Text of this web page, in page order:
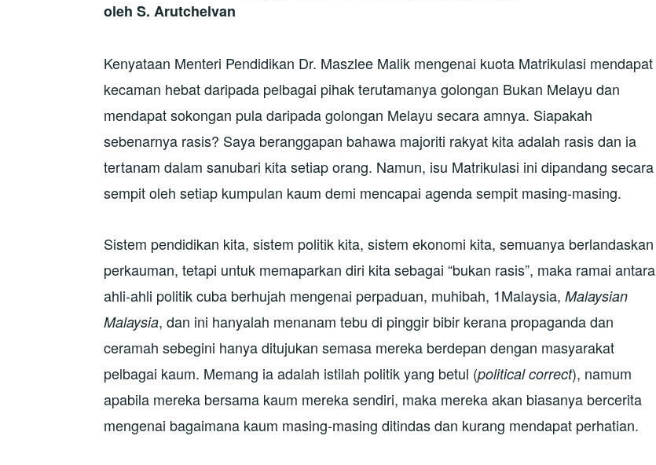
oleh S. Arutchelvan
Kenyataan Menteri Pendidikan Dr. Maszlee Malik mengenai kuota Matrikulasi mendapat
kecaman hebat daripada pelbagai pihak terutamanya golongan Bukan Melayu dan
mendapat sokongan pula daripada golongan Melayu secara amnya. Siapakah
sebenarnya rasis? Saya beranggapan bahawa majoriti rakyat kita adalah rasis dan ia
tertanam dalam sanubari kita setiap orang. Namun, isu Matrikulasi ini dipandang secara
sempit oleh setiap kumpulan kaum demi mencapai agenda sempit masing-masing.
Sistem pendidikan kita, sistem politik kita, sistem ekonomi kita, semuanya berlandaskan
perkauman, tetapi untuk memaparkan diri kita sebagai “bukan rasis”, maka ramai antara
ahli-ahli politik cuba berhujah mengenai perpaduan, muhibah, 1Malaysia, Malaysian
Malaysia, dan ini hanyalah menanam tebu di pinggir bibir kerana propaganda dan
ceramah sebegini hanya ditujukan semasa mereka berdepan dengan masyarakat
pelbagai kaum. Memang ia adalah istilah politik yang betul (political correct), namum
apabila mereka bersama kaum mereka sendiri, maka mereka akan biasanya bercerita
mengenai bagaimana kaum masing-masing ditindas dan kurang mendapat perhatian.